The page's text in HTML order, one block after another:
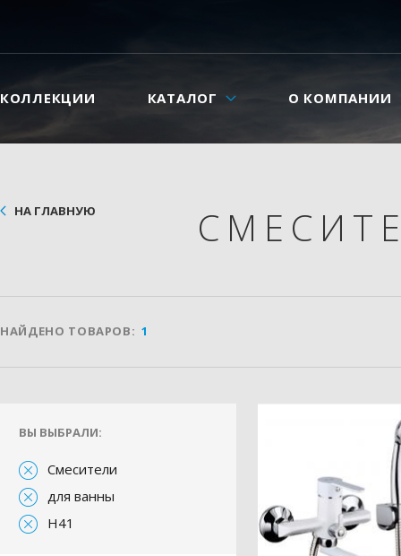
КОЛЛЕКЦИИ КАТАЛОГ О КОМПАНИИ
НА ГЛАВНУЮ
НАЙДЕНО ТОВАРОВ: 1
ВЫ ВЫБРАЛИ:
Смесители
для ванны
H41